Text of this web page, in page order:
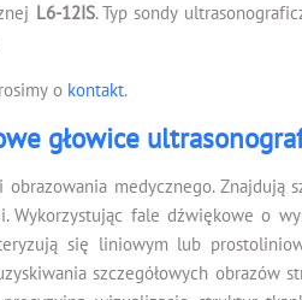
L6-12IS. Typ sondy
o kontakt.
głowice
medycznego.
fale dźwiękowe o
się liniowym lub
szczegółowych obrazów